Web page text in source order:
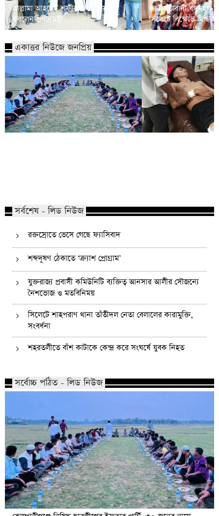
আল্লামা আহমেদ শফীর কবর জিয়ারত
করলেন প্রধানমন্ত্রী
জাতীয়তাবাদী বন্ধুমহল
সিলেটে বিক্ষোভ
একাত্তর নিউজে জনপ্রিয়
সর্বশেষ - লিড নিউজ
রক্তস্রোতে ভেসে গেছে ফ্যাসিবাদ
শব্দদূষণ ঠেকাতে ‘ক্র্যাশ প্রোগ্রাম’
যুক্তরাজ্য প্রবাসী কমিউনিটি ব্যক্তিত্ব আনসার আলীর সৌজন্যে
নৈশভোজ ও মতবিনিময়
সিলেটে শাহপরাণ থানা তাঁতীদল নেতা বেলালের কারামুক্তি,
সংবর্ধনা
শহরতলীতে বাঁশ কাটাকে কেন্দ্র করে সংঘর্ষে যুবক নিহত
সর্বোচ্চ পঠিত - লিড নিউজ